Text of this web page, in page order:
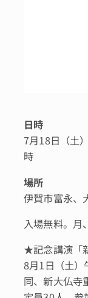
日時
7月18日（土
時
場所
伊賀市富永、
入場無料。月
★記念講演「
8月1日（土）
同、新大仏寺